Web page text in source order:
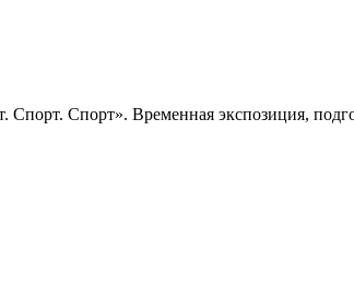
Спорт». Временная экспозиция,